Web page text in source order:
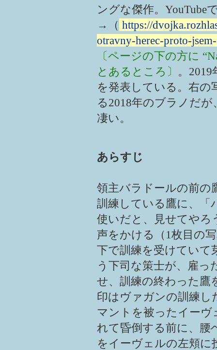
ングな傑作。YouTube
→（ https://
otravny-herec-proto-
〔ページの下の方に
とあるところ〕 。2019
を発表している。右の
る2018年のブラノだ
凄い。
あらすじ
領主バラドールの前の
訓練している鷹に、「
使いだと、見せてやろ
声をかける（1枚目の
下で訓練を受けていて
う下司な策士が、雇っ
せ、訓練の終わった鷹
印はヴァガンの訓練し
マントを被ったイーヴ
れて昏倒する前に、腰
をイーヴェルの左頬に